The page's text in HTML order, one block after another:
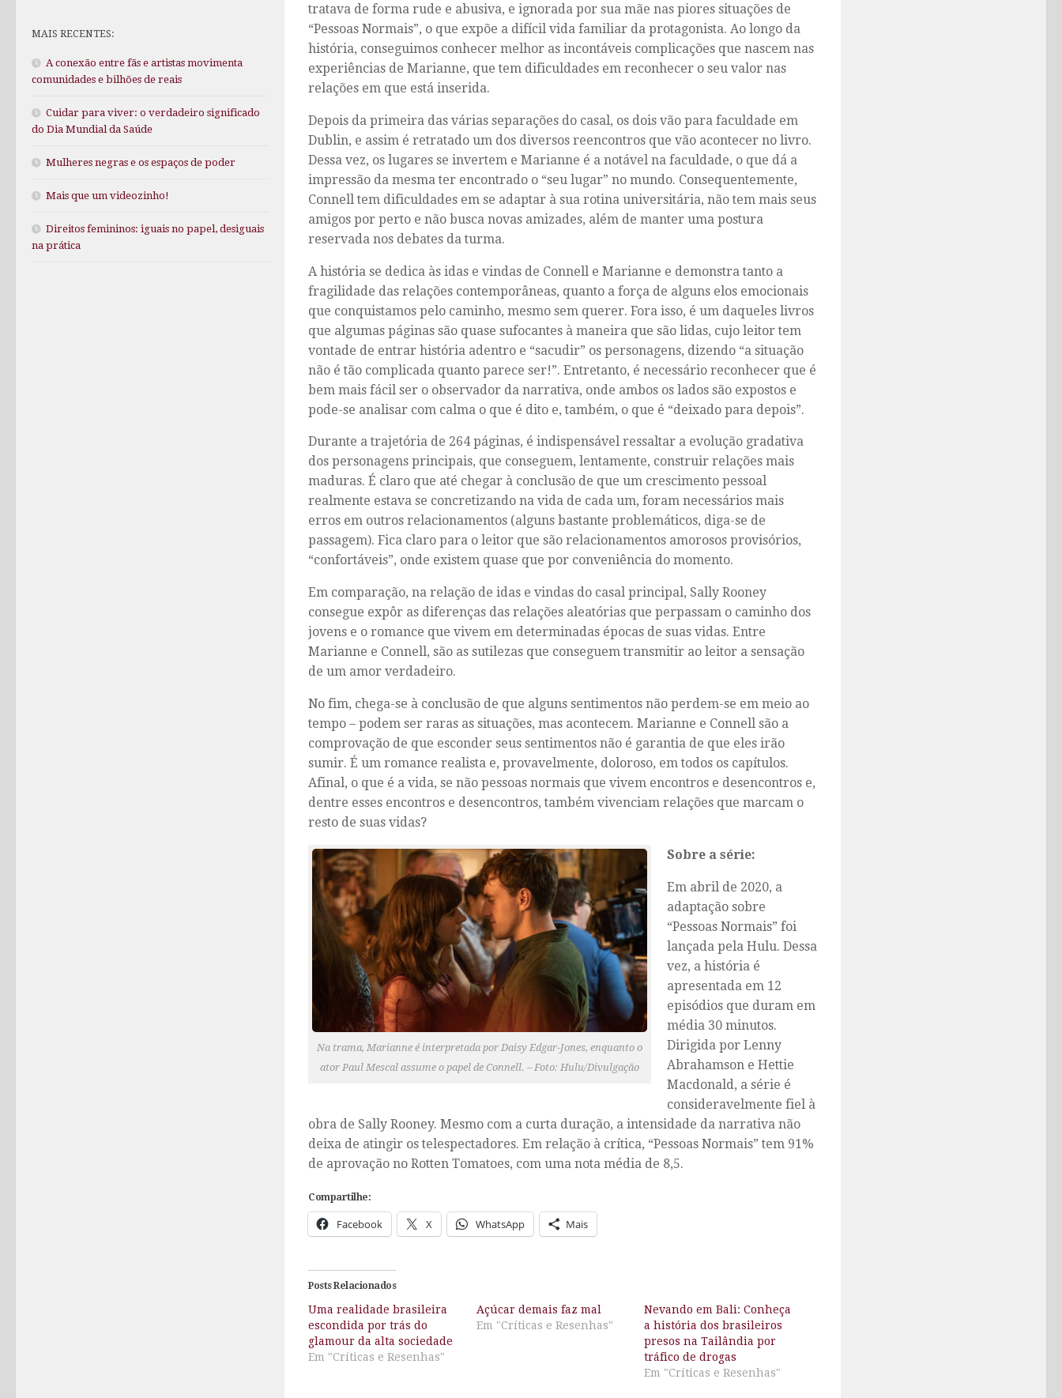
tratava de forma rude e abusiva, e ignorada por sua mãe nas piores situações de
“Pessoas Normais”, o que expõe a difícil vida familiar da protagonista. Ao longo da
história, conseguimos conhecer melhor as incontáveis complicações que nascem nas
experiências de Marianne, que tem dificuldades em reconhecer o seu valor nas
relações em que está inserida.
Depois da primeira das várias separações do casal, os dois vão para faculdade em
Dublin, e assim é retratado um dos diversos reencontros que vão acontecer no livro.
Dessa vez, os lugares se invertem e Marianne é a notável na faculdade, o que dá a
impressão da mesma ter encontrado o “seu lugar” no mundo. Consequentemente,
Connell tem dificuldades em se adaptar à sua rotina universitária, não tem mais seus
amigos por perto e não busca novas amizades, além de manter uma postura
reservada nos debates da turma.
A história se dedica às idas e vindas de Connell e Marianne e demonstra tanto a
fragilidade das relações contemporâneas, quanto a força de alguns elos emocionais
que conquistamos pelo caminho, mesmo sem querer. Fora isso, é um daqueles livros
que algumas páginas são quase sufocantes à maneira que são lidas, cujo leitor tem
vontade de entrar história adentro e “sacudir” os personagens, dizendo “a situação
não é tão complicada quanto parece ser!”. Entretanto, é necessário reconhecer que é
bem mais fácil ser o observador da narrativa, onde ambos os lados são expostos e
pode-se analisar com calma o que é dito e, também, o que é “deixado para depois”.
Durante a trajetória de 264 páginas, é indispensável ressaltar a evolução gradativa
dos personagens principais, que conseguem, lentamente, construir relações mais
maduras. É claro que até chegar à conclusão de que um crescimento pessoal
realmente estava se concretizando na vida de cada um, foram necessários mais
erros em outros relacionamentos (alguns bastante problemáticos, diga-se de
passagem). Fica claro para o leitor que são relacionamentos amorosos provisórios,
“confortáveis”, onde existem quase que por conveniência do momento.
Em comparação, na relação de idas e vindas do casal principal, Sally Rooney
consegue expôr as diferenças das relações aleatórias que perpassam o caminho dos
jovens e o romance que vivem em determinadas épocas de suas vidas. Entre
Marianne e Connell, são as sutilezas que conseguem transmitir ao leitor a sensação
de um amor verdadeiro.
No fim, chega-se à conclusão de que alguns sentimentos não perdem-se em meio ao
tempo – podem ser raras as situações, mas acontecem. Marianne e Connell são a
comprovação de que esconder seus sentimentos não é garantia de que eles irão
sumir. É um romance realista e, provavelmente, doloroso, em todos os capítulos.
Afinal, o que é a vida, se não pessoas normais que vivem encontros e desencontros e,
dentre esses encontros e desencontros, também vivenciam relações que marcam o
resto de suas vidas?
Na trama, Marianne é interpretada por Daisy Edgar-Jones, enquanto o
ator Paul Mescal assume o papel de Connell. – Foto: Hulu/Divulgação
Sobre a série:
Em abril de 2020, a
adaptação sobre
“Pessoas Normais” foi
lançada pela Hulu. Dessa
vez, a história é
apresentada em 12
episódios que duram em
média 30 minutos.
Dirigida por Lenny
Abrahamson e Hettie
Macdonald, a série é
consideravelmente fiel à
obra de Sally Rooney. Mesmo com a curta duração, a intensidade da narrativa não
deixa de atingir os telespectadores. Em relação à crítica, “Pessoas Normais” tem 91%
de aprovação no Rotten Tomatoes, com uma nota média de 8,5.
Compartilhe:
Facebook X WhatsApp Mais
Posts Relacionados
Uma realidade brasileira
escondida por trás do
glamour da alta sociedade
Em "Críticas e Resenhas"
Açúcar demais faz mal
Em "Críticas e Resenhas"
Nevando em Bali: Conheça
a história dos brasileiros
presos na Tailândia por
tráfico de drogas
Em "Críticas e Resenhas"
MAIS RECENTES:
A conexão entre fãs e artistas movimenta
comunidades e bilhões de reais
Cuidar para viver: o verdadeiro significado
do Dia Mundial da Saúde
Mulheres negras e os espaços de poder
Mais que um videozinho!
Direitos femininos: iguais no papel, desiguais
na prática